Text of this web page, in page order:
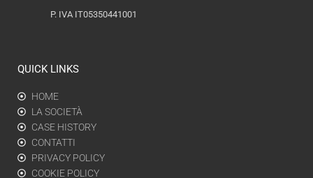
P. IVA IT05350441001
QUICK LINKS
HOME
LA SOCIETÀ
CASE HISTORY
CONTATTI
PRIVACY POLICY
COOKIE POLICY